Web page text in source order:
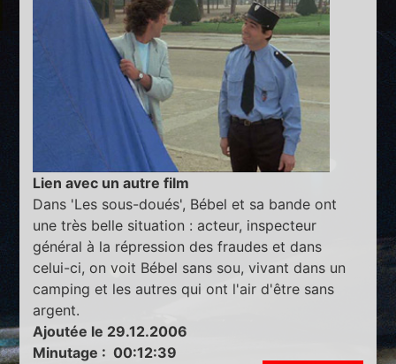
Lien avec un autre film
Dans 'Les sous-doués', Bébel et sa bande ont
une très belle situation : acteur, inspecteur
général à la répression des fraudes et dans
celui-ci, on voit Bébel sans sou, vivant dans un
camping et les autres qui ont l'air d'être sans
argent.
Ajoutée le 29.12.2006
Minutage : 00:12:39